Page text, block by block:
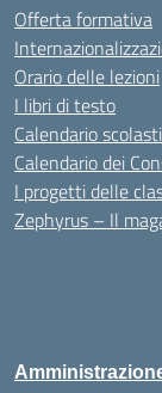
Offerta formativa
Orario delle lezioni
I libri di testo
Calendario
Calendario dei
I progetti delle
Zephyrus – Il